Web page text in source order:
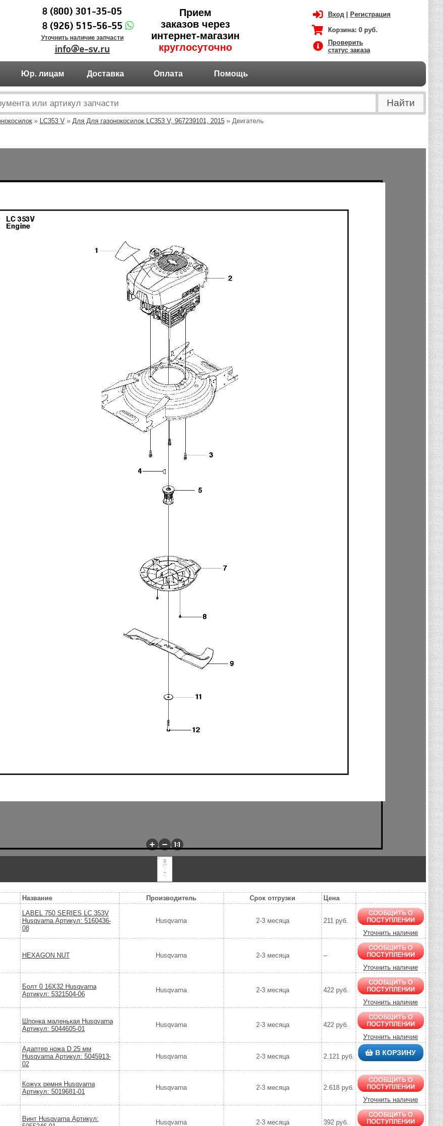
8 (800) 301-35-05
Прием
заказов через
интернет-магазин
круглосуточно
8 (926) 515-56-55
Уточнить наличие запчасти
info@e-sv.ru
Вход| Регистрация
Корзина: 0 руб.
Проверить
статус заказа
Юр. лицам Доставка Оплата Помощь
» LC353 V» Для Для газонокосилок LC353 V, 967239101, 2015» Двигатель
Название Производитель Срок отгрузки Цена
LABEL 750 SERIES LC 353V
Husqvarna Артикул: 5160436-
08
Husqvarna 2-3 месяца
211 руб.
Уточнить наличие
HEXAGON NUT Husqvarna 2-3 месяца
–
Уточнить наличие
Болт 0 16X32 Husqvarna
Артикул: 5321504-06
Husqvarna 2-3 месяца
422 руб.
Уточнить наличие
Шпонка маленькая Husqvarna
Артикул: 5044605-01
Husqvarna 2-3 месяца
422 руб.
Уточнить наличие
Адаптер ножа D 25 мм
Husqvarna Артикул: 5045913-
02
Husqvarna 2-3 месяца 2.121 руб. В КОРЗИНУ
Кожух ремня Husqvarna
Артикул: 5019681-01
Husqvarna 2-3 месяца
2.618 руб.
Уточнить наличие
Винт Husqvarna Артикул:
Husqvarna 2-3 месяца 392 руб.